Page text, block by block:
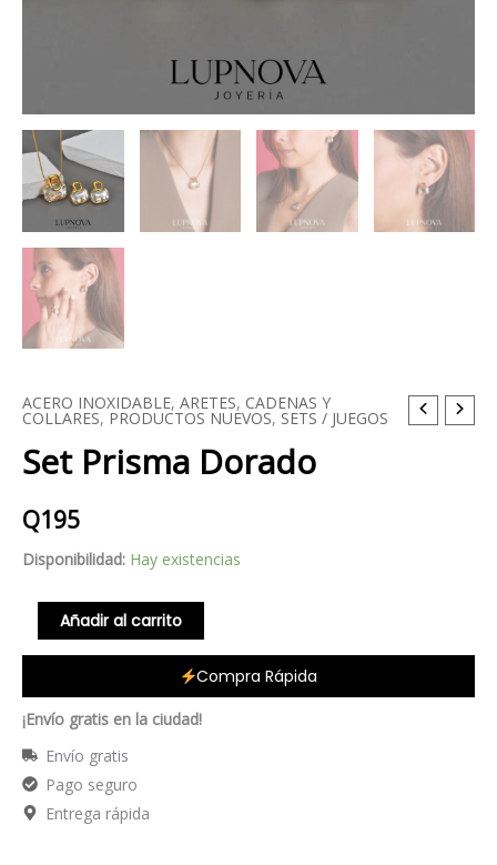
ACERO INOXIDABLE, ARETES, CADENAS Y
COLLARES, PRODUCTOS NUEVOS, SETS / JUEGOS
Set Prisma Dorado
Q195
Disponibilidad: Hay existencias
Set
Dorado
Añadir al carrito
Compra Rápida
¡Envío gratis en la ciudad!
Envío gratis
Pago seguro
Entrega rápida